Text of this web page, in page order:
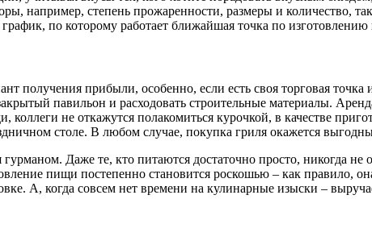
например, степень прожаренности, размеры и количество,
по которому работает ближайшая точка по
получения прибыли, особенно, если есть своя торговая
павильон и расходовать строительные материалы.
коллеги не откажутся полакомиться курочкой, в качестве
столе. В любом случае, покупка гриля окажется
Даже те, кто питаются достаточно просто, никогда
пищи постепенно становится роскошью – как правило,
А, когда совсем нет времени на кулинарные изыски –